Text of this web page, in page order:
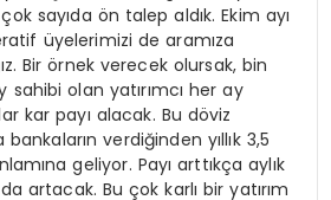
sayıda ön talep aldık. Ekim ayı
üyelerimizi de aramıza
Bir örnek verecek olursak, bin
olan yatırımcı her ay
kar payı alacak. Bu döviz
bankaların verdiğinden yıllık 3,5
geliyor. Payı arttıkça aylık
artacak. Bu çok karlı bir yatırım